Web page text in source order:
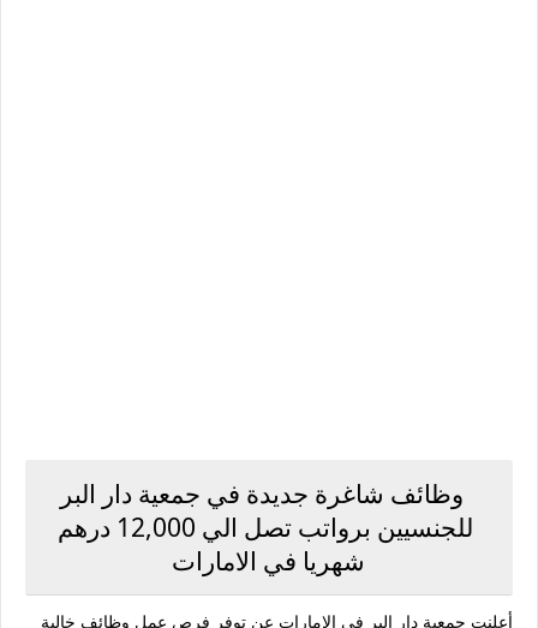
وظائف شاغرة جديدة في جمعية دار البر
للجنسيين برواتب تصل الي 12,000 درهم
شهريا في الامارات
أعلنت جمعية دار البر في الامارات عن توفر فرص عمل وظائف خالية